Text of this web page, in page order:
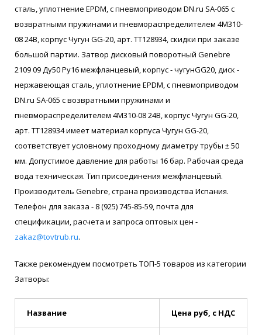
сталь, уплотнение EPDM, с пневмоприводом DN.ru SA-065 с
возвратными пружинами и пневмораспределителем 4M310-
08 24В, корпус Чугун GG-20, арт. ТТ128934, скидки при заказе
большой партии. Затвор дисковый поворотный Genebre
2109 09 Ду50 Ру16 межфланцевый, корпус - чугунGG20, диск -
нержавеющая сталь, уплотнение EPDM, с пневмоприводом
DN.ru SA-065 с возвратными пружинами и
пневмораспределителем 4M310-08 24В, корпус Чугун GG-20,
арт. ТТ128934 имеет материал корпуса Чугун GG-20,
соответствует условному проходному диаметру трубы ± 50
мм. Допустимое давление для работы 16 бар. Рабочая среда
вода техническая. Тип присоединения межфланцевый.
Производитель Genebre, страна производства Испания.
Телефон для заказа - 8 (925) 745-85-59, почта для
спецификации, расчета и запроса оптовых цен -
zakaz@tovtrub.ru.
Также рекомендуем посмотреть ТОП-5 товаров из категории
Затворы:
Название Цена руб, с НДС